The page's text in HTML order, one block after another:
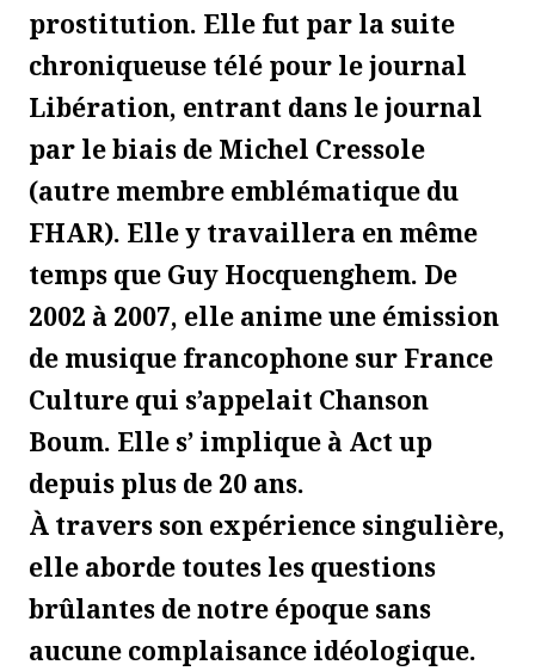
prostitution. Elle fut par la suite
chroniqueuse télé pour le journal
Libération, entrant dans le journal
par le biais de Michel Cressole
(autre membre emblématique du
FHAR). Elle y travaillera en même
temps que Guy Hocquenghem. De
2002 à 2007, elle anime une émission
de musique francophone sur France
Culture qui s’appelait Chanson
Boum. Elle s’ implique à Act up
depuis plus de 20 ans.
À travers son expérience singulière,
elle aborde toutes les questions
brûlantes de notre époque sans
aucune complaisance idéologique.